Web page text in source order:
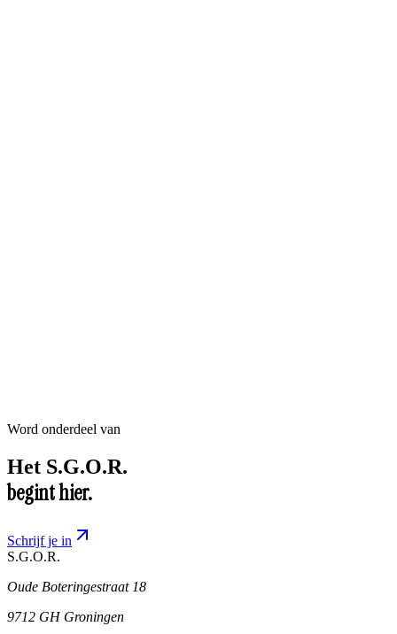
Word onderdeel van
Het S.G.O.R.
begint hier.
Schrijf je in
S.G.O.R.
Oude Boteringestraat 18
9712 GH Groningen